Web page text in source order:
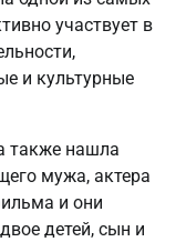
участвует в
и культурные
также нашла
мужа, актера
и они
детей, сын и